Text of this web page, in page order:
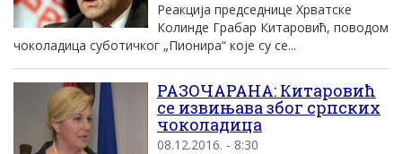
Реакција председнице Хрватске
Колинде Грабар Китаровић, поводом
чоколадица суботичког „Пионира“ које су се...
РАЗОЧАРАНА: Китаровић
се извињава због српских
чоколадица
08.12.2016. - 8:30